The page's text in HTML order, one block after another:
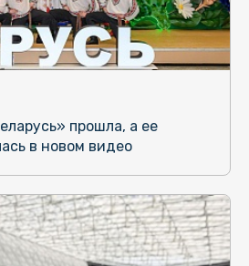
прошла, а ее
в новом видео